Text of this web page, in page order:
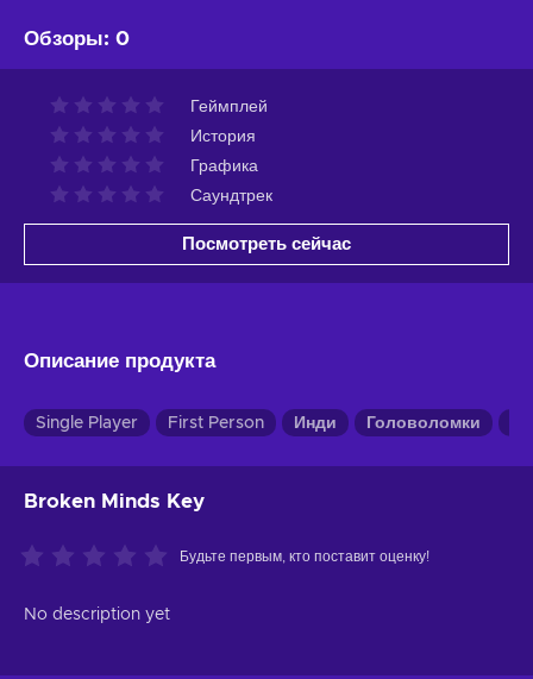
Обзоры: 0
Геймплей
История
Графика
Саундтрек
Посмотреть сейчас
Описание продукта
Single Player First Person Инди Головоломки
Broken Minds Key
Будьте первым, кто поставит оценку!
No description yet